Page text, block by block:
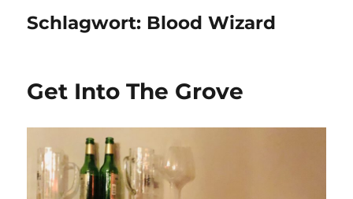
Schlagwort: Blood Wizard
Get Into The Grove